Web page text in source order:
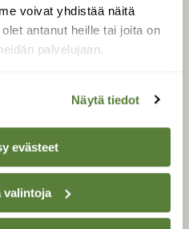
voivat yhdistää näitä
antanut heille tai joita on
palvelujaan.
Näytä tiedot
evästeet
valintoja